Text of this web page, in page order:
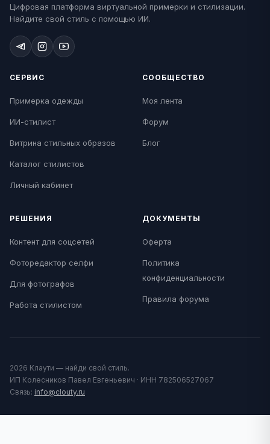
Цифровая платформа виртуальной примерки и стилизации.
Найдите свой стиль с помощью ИИ.
СЕРВИС
Примерка одежды
ИИ-стилист
Витрина стильных образов
Каталог стилистов
Личный кабинет
СООБЩЕСТВО
Моя лента
Форум
Блог
РЕШЕНИЯ
Контент для соцсетей
Фоторедактор селфи
Для фотографов
Работа стилистом
ДОКУМЕНТЫ
Оферта
Политика
конфиденциальности
Правила форума
2026 Клаути — найди свой стиль.
ИП Колесников Павел Евгеньевич · ИНН 782506527067
Связь: info@clouty.ru